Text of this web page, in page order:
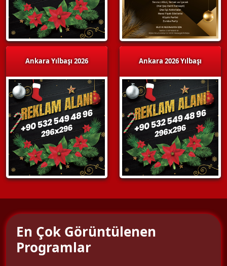
Ankara Yılbaşı 2026 Ankara 2026 Yılbaşı
En Çok Görüntülenen
Programlar